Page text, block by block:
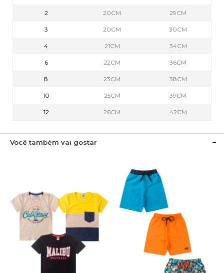
2 20CM 29CM
3 20CM 30CM
4 21CM 34CM
6 22CM 36CM
8 23CM 38CM
10 25CM 39CM
12 26CM 42CM
Você também vai gostar